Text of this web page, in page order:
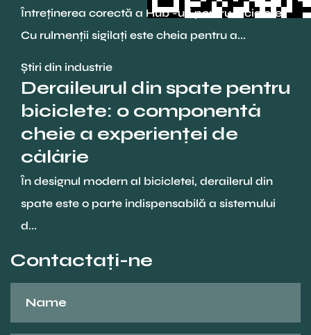
Întreținerea corectă a Hub -uri pentru biciclete
Cu rulmenții sigilați este cheia pentru a...
Știri din industrie
Deraileurul din spate pentru
biciclete: o componentă
cheie a experienței de
călărie
În designul modern al bicicletei, derailerul din
spate este o parte indispensabilă a sistemului
d...
Contactaţi-ne